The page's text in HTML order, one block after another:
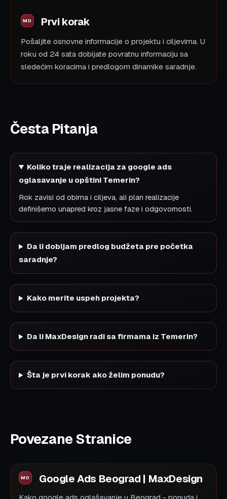
Prvi korak
Pošaljite osnovne informacije o projektu i ciljevima. U
roku od 24 sata dobijate povratnu informaciju sa
sledećim koracima i predlogom dinamike saradnje.
Česta Pitanja
Koliko traje realizacija za google ads
oglasavanje u opštini Temerin?
Rok zavisi od obima i ciljeva, ali plan realizacije
definišemo unapred kroz jasne faze i odgovornosti.
Da li dobijam predlog budžeta pre početka
saradnje?
Kako merite uspeh projekta?
Da li MaxDesign radi sa firmama iz Temerin?
Šta je prvi korak ako želim ponudu?
Povezane Stranice
Google Ads Beograd | MaxDesign